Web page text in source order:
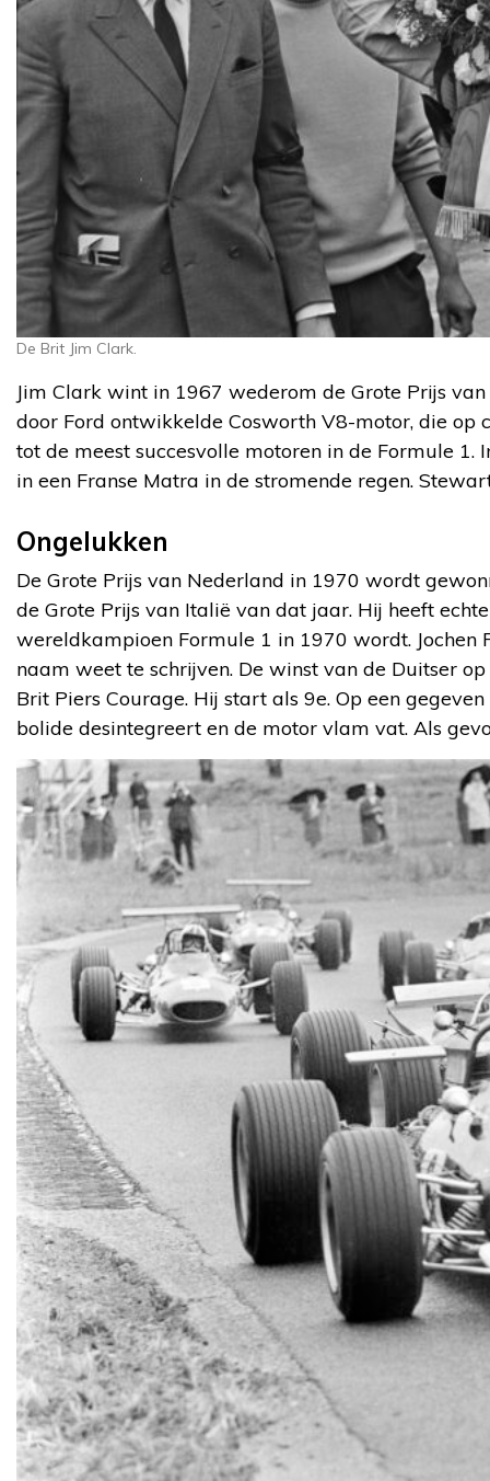
De Brit Jim Clark.
Jim Clark wint in 1967 wederom de Grote Prijs
door Ford ontwikkelde Cosworth V8-motor, die
tot de meest succesvolle motoren in de Formule
in een Franse Matra in de stromende regen.
Ongelukken
De Grote Prijs van Nederland in 1970 wordt
de Grote Prijs van Italië van dat jaar. Hij heeft
wereldkampioen Formule 1 in 1970 wordt.
naam weet te schrijven. De winst van de Duitser
Brit Piers Courage. Hij start als 9e. Op een
bolide desintegreert en de motor vlam vat. Als